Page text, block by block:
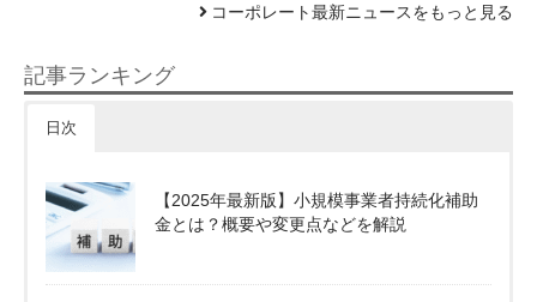
コーポレート最新ニュースをもっと見る
記事ランキング
日次
【2025年最新版】小規模事業者持続化補助
金とは？概要や変更点などを解説